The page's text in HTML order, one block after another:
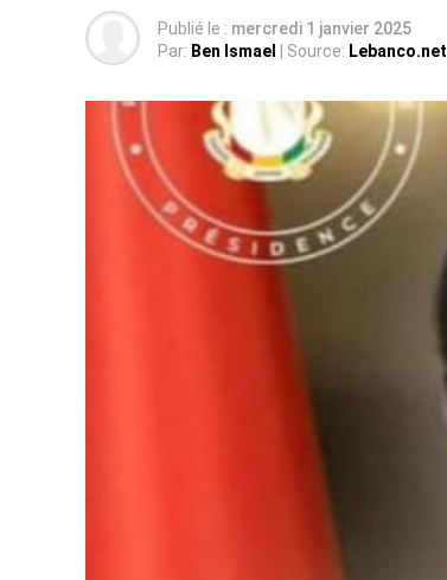
Publié le : mercredi 1 janvier 2025
Par: Ben Ismael | Source: Lebanco.net